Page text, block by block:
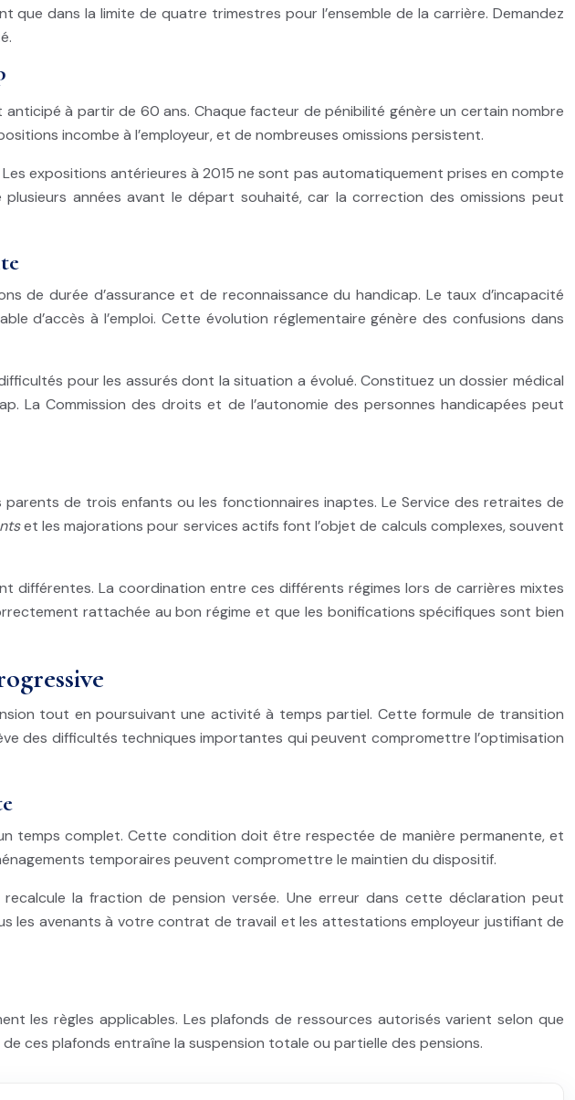
que dans la limite de quatre trimestres pour l’ensemble de la carrière. Demandez
à partir de 60 ans. Chaque facteur de pénibilité génère un certain nombre
incombe à l’employeur, et de nombreuses omissions persistent.
expositions antérieures à 2015 ne sont pas automatiquement prises en compte
années avant le départ souhaité, car la correction des omissions peut
de durée d’assurance et de reconnaissance du handicap. Le taux d’incapacité
d’accès à l’emploi. Cette évolution réglementaire génère des confusions dans
pour les assurés dont la situation a évolué. Constituez un dossier médical
La Commission des droits et de l’autonomie des personnes handicapées peut
de trois enfants ou les fonctionnaires inaptes. Le Service des retraites de
et les majorations pour services actifs font l’objet de calculs complexes, souvent
différentes. La coordination entre ces différents régimes lors de carrières mixtes
rattachée au bon régime et que les bonifications spécifiques sont bien
tout en poursuivant une activité à temps partiel. Cette formule de transition
des difficultés techniques importantes qui peuvent compromettre l’optimisation
temps complet. Cette condition doit être respectée de manière permanente, et
temporaires peuvent compromettre le maintien du dispositif.
la fraction de pension versée. Une erreur dans cette déclaration peut
les avenants à votre contrat de travail et les attestations employeur justifiant de
les règles applicables. Les plafonds de ressources autorisés varient selon que
de ces plafonds entraîne la suspension totale ou partielle des pensions.